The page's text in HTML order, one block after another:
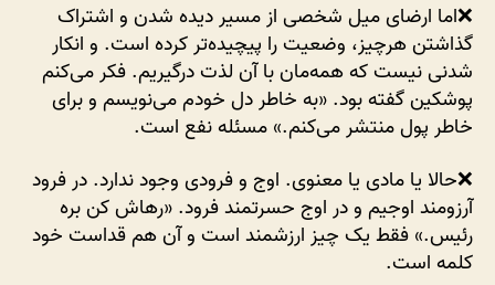
❌اما ارضای میل شخصی از مسیر دیده شدن و اشتراک
گذاشتن هرچیز، وضعیت را پیچیده‌تر کرده است. و انکار
شدنی نیست که همه‌مان با آن لذت درگیریم. فکر می‌کنم
پوشکین گفته بود. «به خاطر دل خودم می‌نویسم و برای
خاطر پول منتشر می‌کنم.» مسئله نفع است.
❌حالا یا مادی یا معنوی. اوج و فرودی وجود ندارد. در فرود
آرزومند اوجیم و در اوج حسرتمند فرود. «رهاش کن بره
رئیس.» فقط یک چیز ارزشمند است و آن هم قداست خود
کلمه است.